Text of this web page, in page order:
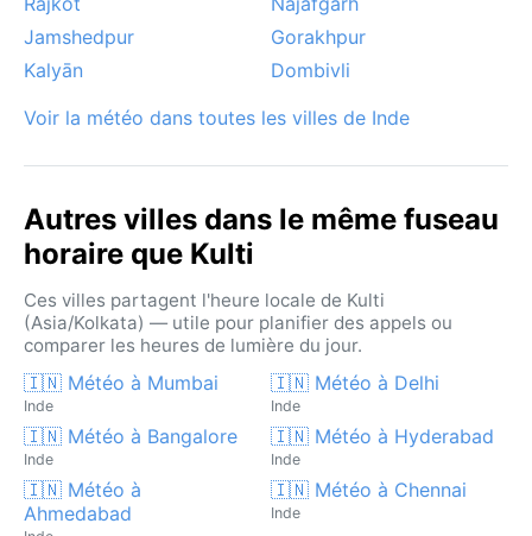
Jamshedpur
Gorakhpur
Kalyān
Dombivli
Voir la météo dans toutes les villes de Inde
Autres villes dans le même fuseau
horaire que Kulti
Ces villes partagent l'heure locale de Kulti
(Asia/Kolkata) — utile pour planifier des appels ou
comparer les heures de lumière du jour.
🇮🇳 Météo à Mumbai
Inde
🇮🇳 Météo à Delhi
Inde
🇮🇳 Météo à Bangalore
Inde
🇮🇳 Météo à Hyderabad
Inde
🇮🇳 Météo à
Ahmedabad
🇮🇳 Météo à Chennai
Inde